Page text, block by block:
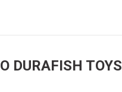
DURAFISH TOYS